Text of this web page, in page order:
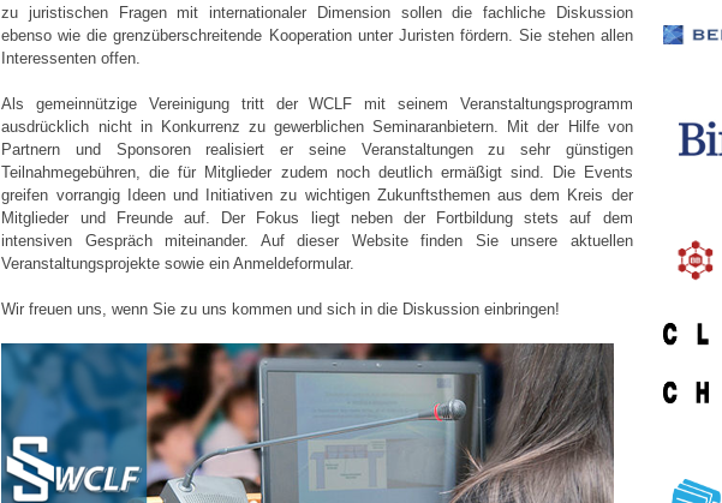
zu juristischen Fragen mit internationaler Dimension sollen die fachliche Diskussion
ebenso wie die grenzüberschreitende Kooperation unter Juristen fördern. Sie stehen allen
Interessenten offen.
Als gemeinnützige Vereinigung tritt der WCLF mit seinem Veranstaltungsprogramm
ausdrücklich nicht in Konkurrenz zu gewerblichen Seminaranbietern. Mit der Hilfe von
Partnern und Sponsoren realisiert er seine Veranstaltungen zu sehr günstigen
Teilnahmegebühren, die für Mitglieder zudem noch deutlich ermäßigt sind. Die Events
greifen vorrangig Ideen und Initiativen zu wichtigen Zukunftsthemen aus dem Kreis der
Mitglieder und Freunde auf. Der Fokus liegt neben der Fortbildung stets auf dem
intensiven Gespräch miteinander. Auf dieser Website finden Sie unsere aktuellen
Veranstaltungsprojekte sowie ein Anmeldeformular.
Wir freuen uns, wenn Sie zu uns kommen und sich in die Diskussion einbringen!